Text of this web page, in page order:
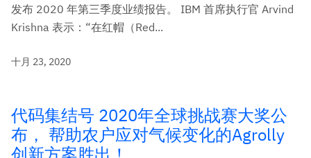
发布 2020 年第三季度业绩报告。 IBM 首席执行官 Arvind
Krishna 表示：“在红帽（Red...
十月 23, 2020
代码集结号 2020年全球挑战赛大奖公
布， 帮助农户应对气候变化的Agrolly